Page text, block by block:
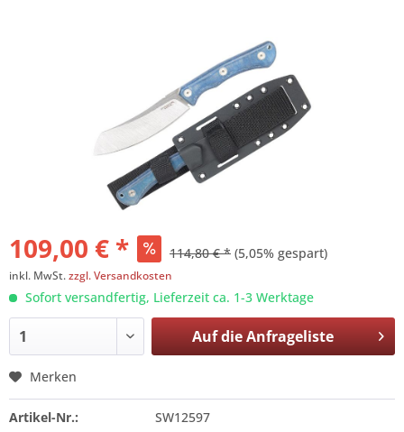
109,00 € * 114,80 € * (5,05% gespart)
inkl. MwSt.zzgl. Versandkosten
Sofort versandfertig, Lieferzeit ca. 1-3 Werktage
Auf dieAnfrageliste
Merken
Artikel-Nr.: SW12597